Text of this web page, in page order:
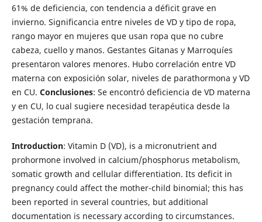
61% de deficiencia, con tendencia a déficit grave en
invierno. Significancia entre niveles de VD y tipo de ropa,
rango mayor en mujeres que usan ropa que no cubre
cabeza, cuello y manos. Gestantes Gitanas y Marroquíes
presentaron valores menores. Hubo correlación entre VD
materna con exposición solar, niveles de parathormona y VD
en CU. Conclusiones: Se encontró deficiencia de VD materna
y en CU, lo cual sugiere necesidad terapéutica desde la
gestación temprana.
Introduction: Vitamin D (VD), is a micronutrient and
prohormone involved in calcium/phosphorus metabolism,
somatic growth and cellular differentiation. Its deficit in
pregnancy could affect the mother-child binomial; this has
been reported in several countries, but additional
documentation is necessary according to circumstances.